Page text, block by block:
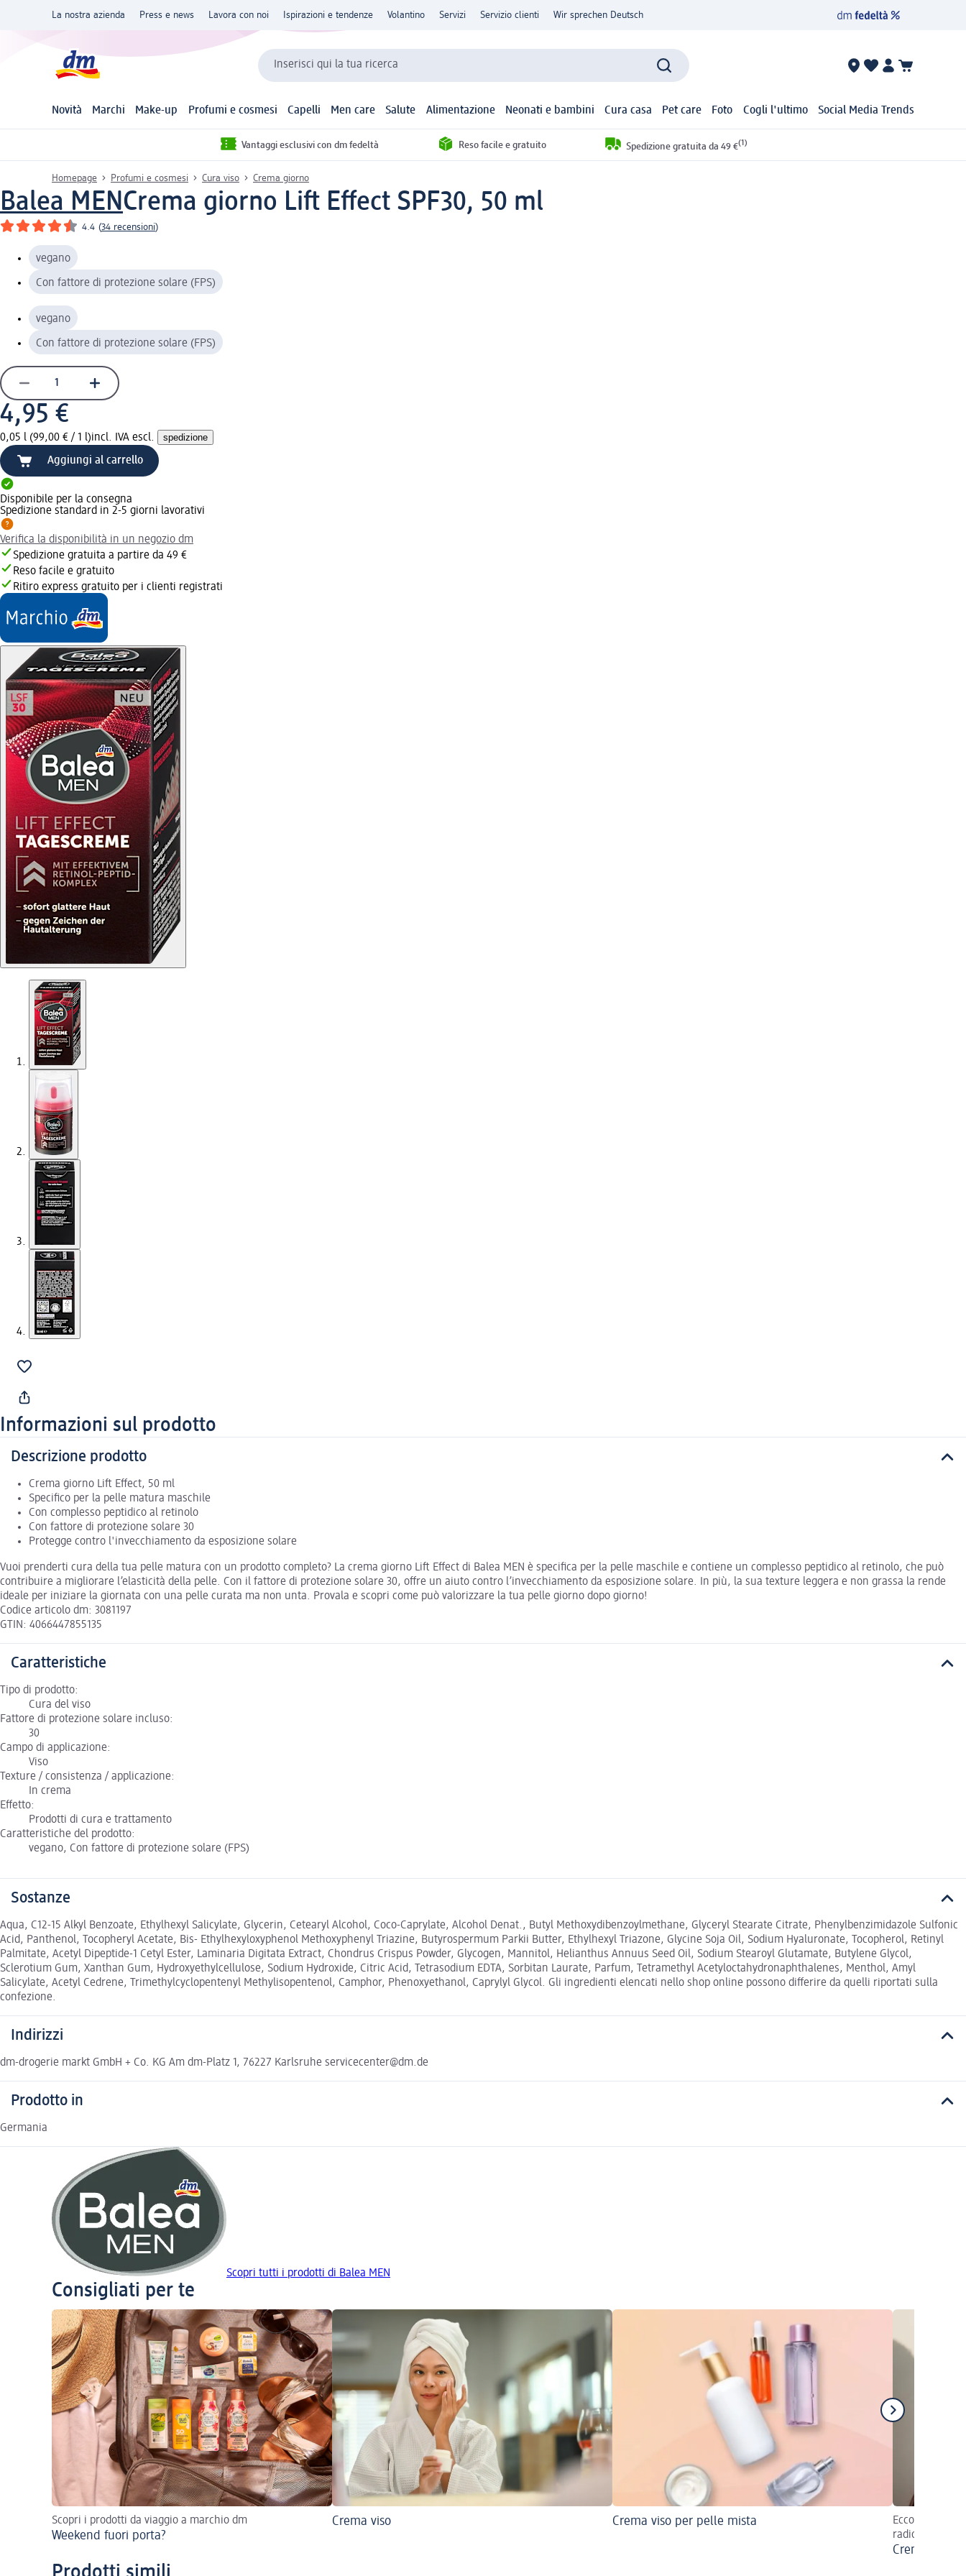
La nostra azienda Press e news Lavora con noi Ispirazioni e tendenze Volantino Servizi Servizio clienti Wir sprechen Deutsch
Inserisci qui la tua ricerca
Novità Marchi Make-up Profumi e cosmesi Capelli Men care Salute Alimentazione Neonati e bambini Cura casa Pet care Foto Cogli l'ultimo Social Media Trends
Vantaggi esclusivi con dm fedeltà Reso facile e gratuito Spedizione gratuita da 49 €(1)
Homepage Profumi e cosmesi Cura viso Crema giorno
Balea MENCrema giorno Lift Effect SPF30, 50 ml
4.4 (34 recensioni)
vegano
Con fattore di protezione solare (FPS)
vegano
Con fattore di protezione solare (FPS)
4,95 €
0,05 l (99,00 € / 1 l)incl. IVA escl. spedizione
Aggiungi al carrello
Disponibile per la consegna
Spedizione standard in 2-5 giorni lavorativi
Verifica la disponibilità in un negozio dm
Spedizione gratuita a partire da 49 €
Reso facile e gratuito
Ritiro express gratuito per i clienti registrati
Informazioni sul prodotto
Descrizione prodotto
Crema giorno Lift Effect, 50 ml
Specifico per la pelle matura maschile
Con complesso peptidico al retinolo
Con fattore di protezione solare 30
Protegge contro l'invecchiamento da esposizione solare
Vuoi prenderti cura della tua pelle matura con un prodotto completo? La crema giorno Lift Effect di Balea MEN è specifica per la pelle maschile e contiene un complesso peptidico al retinolo, che può
contribuire a migliorare l’elasticità della pelle. Con il fattore di protezione solare 30, offre un aiuto contro l’invecchiamento da esposizione solare. In più, la sua texture leggera e non grassa la rende
ideale per iniziare la giornata con una pelle curata ma non unta. Provala e scopri come può valorizzare la tua pelle giorno dopo giorno!
Codice articolo dm: 3081197
GTIN: 4066447855135
Caratteristiche
Tipo di prodotto:
Cura del viso
Fattore di protezione solare incluso:
30
Campo di applicazione:
Viso
Texture / consistenza / applicazione:
In crema
Effetto:
Prodotti di cura e trattamento
Caratteristiche del prodotto:
vegano, Con fattore di protezione solare (FPS)
Sostanze
Aqua, C12-15 Alkyl Benzoate, Ethylhexyl Salicylate, Glycerin, Cetearyl Alcohol, Coco-Caprylate, Alcohol Denat., Butyl Methoxydibenzoylmethane, Glyceryl Stearate Citrate, Phenylbenzimidazole Sulfonic
Acid, Panthenol, Tocopheryl Acetate, Bis- Ethylhexyloxyphenol Methoxyphenyl Triazine, Butyrospermum Parkii Butter, Ethylhexyl Triazone, Glycine Soja Oil, Sodium Hyaluronate, Tocopherol, Retinyl
Palmitate, Acetyl Dipeptide-1 Cetyl Ester, Laminaria Digitata Extract, Chondrus Crispus Powder, Glycogen, Mannitol, Helianthus Annuus Seed Oil, Sodium Stearoyl Glutamate, Butylene Glycol,
Sclerotium Gum, Xanthan Gum, Hydroxyethylcellulose, Sodium Hydroxide, Citric Acid, Tetrasodium EDTA, Sorbitan Laurate, Parfum, Tetramethyl Acetyloctahydronaphthalenes, Menthol, Amyl
Salicylate, Acetyl Cedrene, Trimethylcyclopentenyl Methylisopentenol, Camphor, Phenoxyethanol, Caprylyl Glycol. Gli ingredienti elencati nello shop online possono differire da quelli riportati sulla
confezione.
Indirizzi
dm-drogerie markt GmbH + Co. KG Am dm-Platz 1, 76227 Karlsruhe servicecenter@dm.de
Prodotto in
Germania
Scopri tutti i prodotti di Balea MEN
Consigliati per te
Scopri i prodotti da viaggio a marchio dm
Weekend fuori porta?
Crema viso Crema viso per pelle mista
Ecco come
radioso
Crema